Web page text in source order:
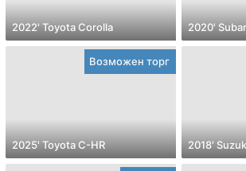
2022' Toyota Corolla 2020'
Возможен торг
2025' Toyota C-HR 2018'